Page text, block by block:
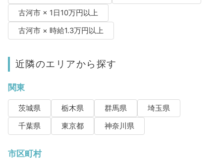
古河市 × 1日10万円以上
古河市 × 時給1.3万円以上
近隣のエリアから探す
関東
茨城県 栃木県 群馬県
埼玉県
千葉県
東京都 神奈川県
市区町村